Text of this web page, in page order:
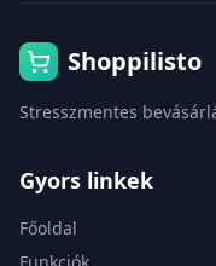
Shoppilisto
Stresszmentes
Gyors linkek
Főoldal